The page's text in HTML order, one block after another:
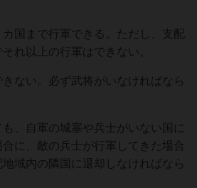
国まで⾏軍できる。ただし、⽀配
れ以上の⾏軍はできない。
きない。必ず武将がいなければなら
、⾃軍の城塞や兵⼠がいない国に
に、敵の兵⼠が⾏軍してきた場合
域内の隣国に退却しなければなら